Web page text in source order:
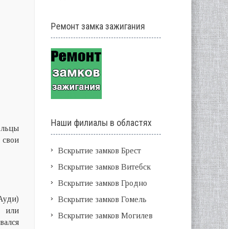
или
Ремонт замка зажигания
Наши филиалы в областях
Вскрытие замков Брест
Вскрытие замков Витебск
Вскрытие замков Гродно
Вскрытие замков Гомель
Вскрытие замков Могилев